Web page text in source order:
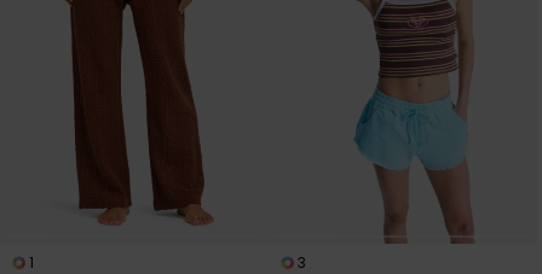
1 3